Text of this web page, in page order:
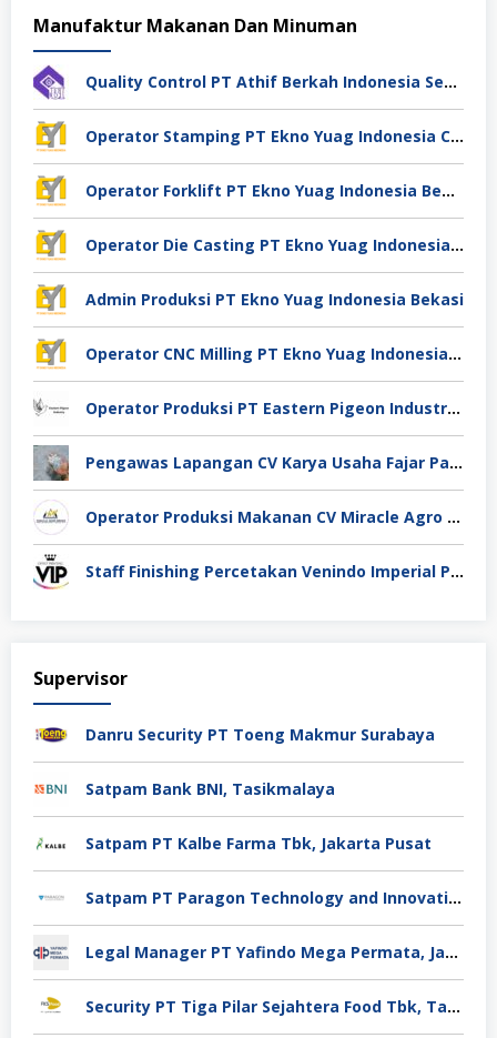
Manufaktur Makanan Dan Minuman
Quality Control PT Athif Berkah Indonesia Semarang
Operator Stamping PT Ekno Yuag Indonesia Cikarang
Operator Forklift PT Ekno Yuag Indonesia Bekasi
Operator Die Casting PT Ekno Yuag Indonesia Bekasi
Admin Produksi PT Ekno Yuag Indonesia Bekasi
Operator CNC Milling PT Ekno Yuag Indonesia Bekasi
Operator Produksi PT Eastern Pigeon Industry Deli Serdang
Pengawas Lapangan CV Karya Usaha Fajar Pasuruan
Operator Produksi Makanan CV Miracle Agro Spices Sidoarjo
Staff Finishing Percetakan Venindo Imperial Perkasa Bandung Kota
Supervisor
Danru Security PT Toeng Makmur Surabaya
Satpam Bank BNI, Tasikmalaya
Satpam PT Kalbe Farma Tbk, Jakarta Pusat
Satpam PT Paragon Technology and Innovation Jakarta
Legal Manager PT Yafindo Mega Permata, Jakarta Barat
Security PT Tiga Pilar Sejahtera Food Tbk, Tangerang